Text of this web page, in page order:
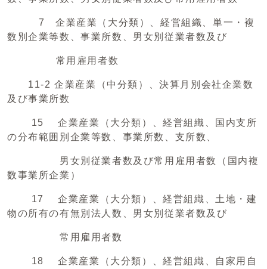
7 企業産業（大分類）、経営組織、単一・複
数別企業等数、事業所数、男女別従業者数及び
常用雇用者数
11‐2 企業産業（中分類）、決算月別会社企業数
及び事業所数
15 企業産業（大分類）、経営組織、国内支所
の分布範囲別企業等数、事業所数、支所数、
男女別従業者数及び常用雇用者数（国内複
数事業所企業）
17 企業産業（大分類）、経営組織、土地・建
物の所有の有無別法人数、男女別従業者数及び
常用雇用者数
18 企業産業（大分類）、経営組織、自家用自